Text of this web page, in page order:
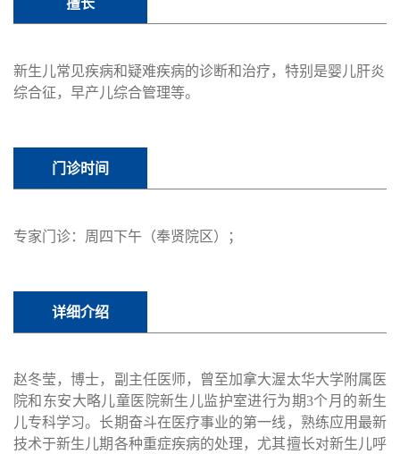
新生儿常见疾病和疑难疾病的诊断和治疗，特别是婴儿肝炎
综合征，早产儿综合管理等。
门诊时间
专家门诊：周四下午（奉贤院区）；
详细介绍
赵冬莹，博士，副主任医师，曾至加拿大渥太华大学附属医
院和东安大略儿童医院新生儿监护室进行为期3个月的新生
儿专科学习。长期奋斗在医疗事业的第一线，熟练应用最新
技术于新生儿期各种重症疾病的处理，尤其擅长对新生儿呼